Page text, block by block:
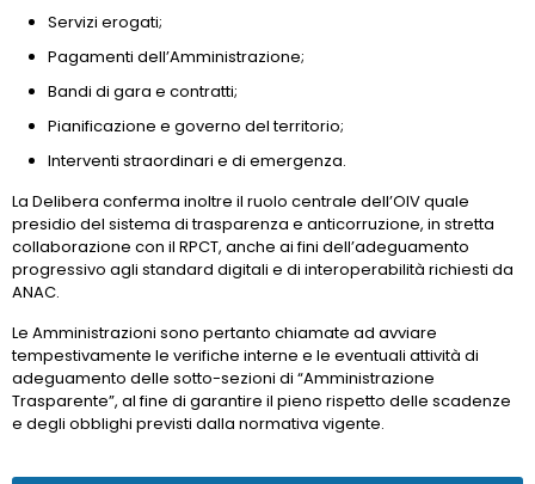
Servizi erogati;
Pagamenti dell’Amministrazione;
Bandi di gara e contratti;
Pianificazione e governo del territorio;
Interventi straordinari e di emergenza.
La Delibera conferma inoltre il ruolo centrale dell’OIV quale
presidio del sistema di trasparenza e anticorruzione, in stretta
collaborazione con il RPCT, anche ai fini dell’adeguamento
progressivo agli standard digitali e di interoperabilità richiesti da
ANAC.
Le Amministrazioni sono pertanto chiamate ad avviare
tempestivamente le verifiche interne e le eventuali attività di
adeguamento delle sotto-sezioni di “Amministrazione
Trasparente”, al fine di garantire il pieno rispetto delle scadenze
e degli obblighi previsti dalla normativa vigente.